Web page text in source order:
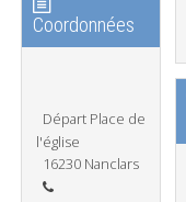
Coordonnées
Départ Place de
l'église
16230 Nanclars